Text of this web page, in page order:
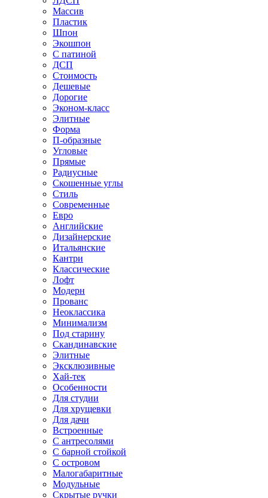
Массив
Пластик
Шпон
Экошпон
С патиной
ДСП
Стоимость
Дешевые
Дорогие
Эконом-класс
Элитные
Форма
П-образные
Угловые
Прямые
Радиусные
Скошенные углы
Стиль
Современные
Евро
Английские
Дизайнерские
Итальянские
Кантри
Классические
Лофт
Модерн
Прованс
Неоклассика
Минимализм
Под старину
Скандинавские
Элитные
Эксклюзивные
Хай-тек
Особенности
Для студии
Для хрущевки
Для дачи
Встроенные
С антресолями
С барной стойкой
С островом
Малогабаритные
Модульные
Скрытые ручки